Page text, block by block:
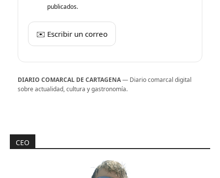
publicados.
✉️ Escribir un correo
DIARIO COMARCAL DE CARTAGENA— Diario comarcal digital
sobre actualidad, cultura y gastronomía.
CEO